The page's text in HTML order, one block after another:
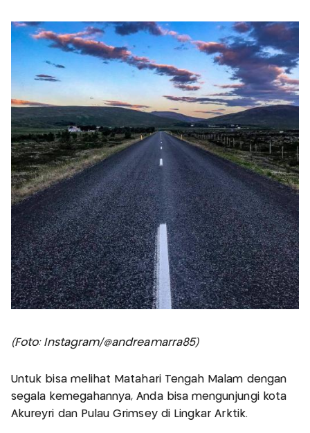
(Foto: Instagram/@andreamarra85)
Untuk bisa melihat Matahari Tengah Malam dengan
segala kemegahannya, Anda bisa mengunjungi kota
Akureyri dan Pulau Grimsey di Lingkar Arktik.